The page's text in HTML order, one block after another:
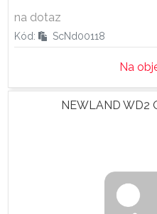
na dotaz
Kód: ScNd00118
Na
NEWLAND WD2